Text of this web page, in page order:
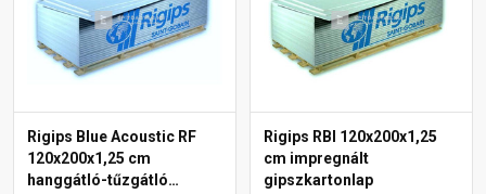
Rigips Blue Acoustic RF
120x200x1,25 cm
hanggátló-tűzgátló
Rigips RBI 120x200x1,25
cm impregnált
gipszkartonlap